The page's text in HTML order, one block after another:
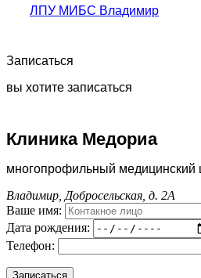
ЛПУ МИБС Владимир
Записаться
вы хотите записаться
Клиника Медориа
многопрофильный медицинский
Владимир, Добросельская, д. 2А
Ваше имя:
Дата рождения:
Телефон: